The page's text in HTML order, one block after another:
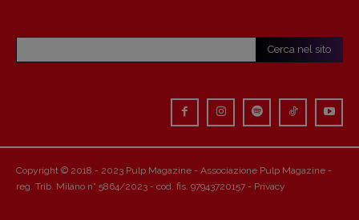
Cerca nel sito
Copyright © 2018 - 2023 Pulp Magazine - Associazione Pulp Magazine -
reg. Trib. Milano n° 5864/2023 - cod. fis. 97943720157 - Privacy